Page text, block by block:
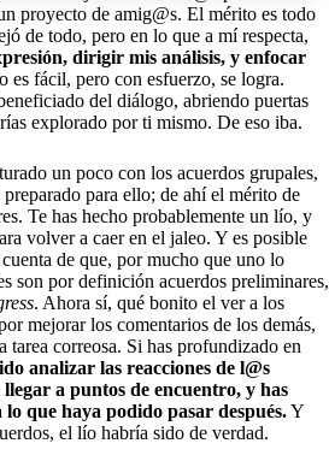
proyecto de amig@s. El mérito es todo
de todo, pero en lo que a mí respecta,
dirigir mis análisis, y enfocar
es fácil, pero con esfuerzo, se logra.
del diálogo, abriendo puertas
explorado por ti mismo. De eso iba.
un poco con los acuerdos grupales,
para ello; de ahí el mérito de
Te has hecho probablemente un lío, y
volver a caer en el jaleo. Y es posible
de que, por mucho que uno lo
son por definición acuerdos preliminares,
. Ahora sí, qué bonito el ver a los
mejorar los comentarios de los demás,
tarea correosa. Si has profundizado en
analizar las reacciones de l@s
a puntos de encuentro, y has
que haya podido pasar después.Y
el lío habría sido de verdad.